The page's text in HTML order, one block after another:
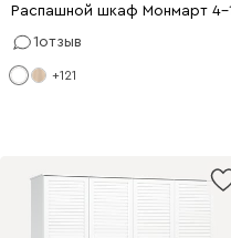
Распашной шкаф Монмарт 4-
1отзыв
+121